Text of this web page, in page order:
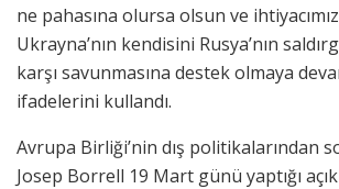
ne pahasına olursa olsun ve
Ukrayna’nın kendisini Rusya’nın
karşı savunmasına destek olmaya
ifadelerini kullandı.
Avrupa Birliği’nin dış politikalarından
Josep Borrell 19 Mart günü yaptığı